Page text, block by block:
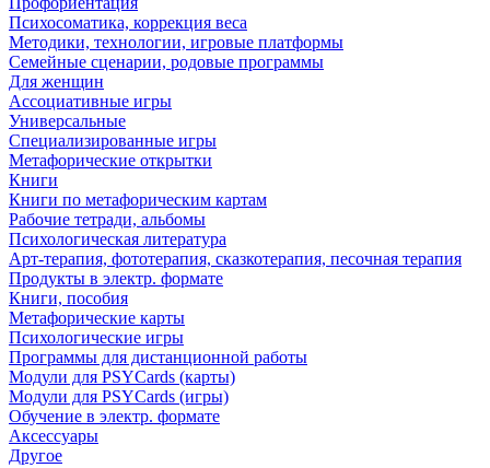
Психосоматика, коррекция веса
Методики, технологии, игровые платформы
Семейные сценарии, родовые программы
Для женщин
Ассоциативные игры
Универсальные
Специализированные игры
Метафорические открытки
Книги
Книги по метафорическим картам
Рабочие тетради, альбомы
Психологическая литература
Арт-терапия, фототерапия, сказкотерапия, песочная терапия
Продукты в электр. формате
Книги, пособия
Метафорические карты
Психологические игры
Программы для дистанционной работы
Модули для PSYCards (карты)
Модули для PSYCards (игры)
Обучение в электр. формате
Аксессуары
Другое